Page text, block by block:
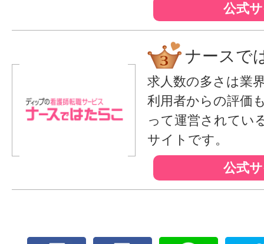
公式
ナースで
求人数の多さは業
利用者からの評価
って運営されてい
サイトです。
公式